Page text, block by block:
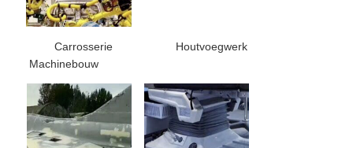
Carrosserie Houtvoegwerk
Machinebouw